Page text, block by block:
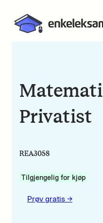
Privatist
REA3058
Tilgjengelig for kjøp
Prøv gratis ->